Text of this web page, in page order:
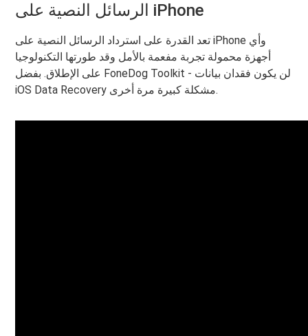
الرسائل النصية على iPhone
تعد القدرة على استرداد الرسائل النصية على iPhone وأي
أجهزة محمولة تجربة مفعمة بالأمل وقد طورتها التكنولوجيا
على الإطلاق. بفضل FoneDog Toolkit - لن يكون فقدان بيانات
iOS Data Recovery مشكلة كبيرة مرة أخرى.